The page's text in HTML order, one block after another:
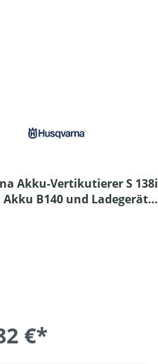
Akku-Vertikutierer S 138i
Akku B140 und Ladegerät
€*